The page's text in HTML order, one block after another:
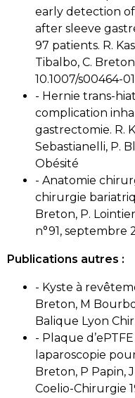
early detection
after sleeve
97 patients. R.
Tibalbo, C.
10.1007/s00464-
- Hernie trans-
complication
gastrectomie. R.
Sebastianelli, P.
Obésité
- Anatomie
chirurgie
Breton, P.
n°91, septembre
Publications autres :
- Kyste à
Breton, M
Balique Lyon Chir
- Plaque
laparoscopie
Breton, P Papin,
Coelio-Chirurgie